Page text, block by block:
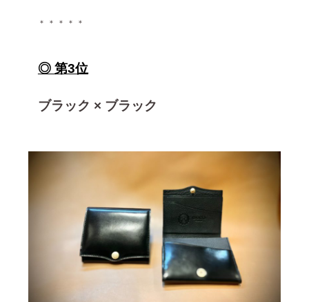
＊ ＊ ＊ ＊ ＊
◎ 第3位
ブラック × ブラック